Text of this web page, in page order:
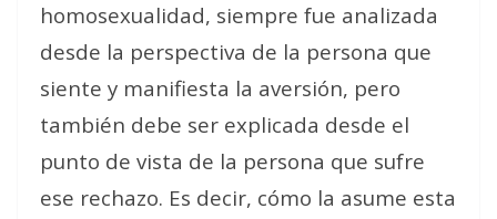
homosexualidad, siempre fue analizada
desde la perspectiva de la persona que
siente y manifiesta la aversión, pero
también debe ser explicada desde el
punto de vista de la persona que sufre
ese rechazo. Es decir, cómo la asume esta